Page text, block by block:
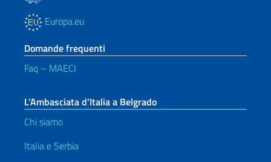
Europa.eu
Domande frequenti
Faq – MAECI
L’Ambasciata d’Italia a Belgrado
Chi siamo
Italia e Serbia